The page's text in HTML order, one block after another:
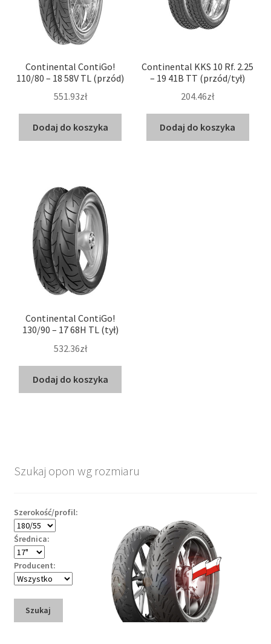
Continental ContiGo!
110/80 – 18 58V TL (przód)
551.93zł
Dodaj do koszyka
Continental KKS 10 Rf. 2.25
– 19 41B TT (przód/tył)
204.46zł
Dodaj do koszyka
Continental ContiGo!
130/90 – 17 68H TL (tył)
532.36zł
Dodaj do koszyka
Szukaj opon wg rozmiaru
Szerokość/profil:
Średnica:
Producent:
Szukaj